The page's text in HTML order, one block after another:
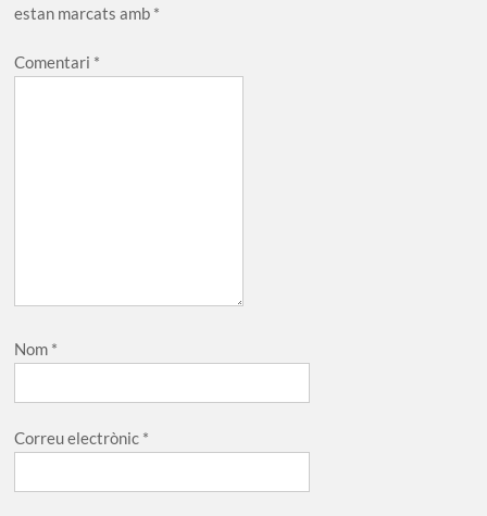
estan marcats amb *
Comentari *
Nom *
Correu electrònic *